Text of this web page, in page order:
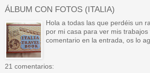
ÁLBUM CON FOTOS (ITALIA)
Hola a todas las que perdéis un
por mi casa para ver mis
comentario en la entrada, os lo
21 comentarios: